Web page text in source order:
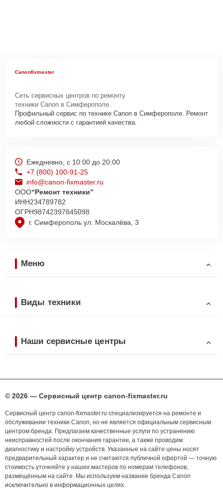
Canonfixmaster
Сеть сервисных центров по ремонту
техники Canon в Симферополе.
Профильный сервис по технике Canon в Симферополе. Ремонт
любой сложности с гарантией качества.
г. Симферополь ул. Москалёва, 3
Ежедневно, с 10:00 до 20:00
+7 (800) 100-91-25
info@canon-fixmaster.ru
ООО“Ремонт техники”
ИНН234789782
ОГРН98742397845098
Меню
Виды техники
Наши сервисные центры
© 2026 — Сервисный центр canon-fixmaster.ru
Сервисный центр canon-fixmaster.ru специализируется на ремонте и
обслуживании техники Canon, но не является официальным сервисным
центром бренда. Предлагаем качественные услуги по устранению
неисправностей после окончания гарантии, а также проводим
диагностику и настройку устройств. Указанные на сайте цены носят
предварительный характер и не считаются публичной офертой — точную
стоимость уточняйте у наших мастеров по номерам телефонов,
размещённым на сайте. Мы используем название бренда Canon
исключительно в информационных целях.